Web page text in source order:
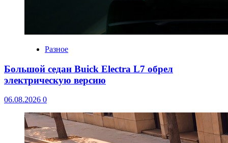
Разное
Большой седан Buick Electra L7 обрел
электрическую версию
06.08.2026 0